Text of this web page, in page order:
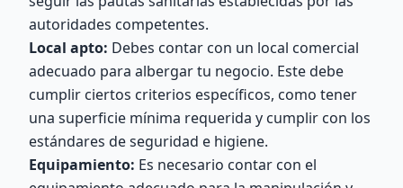
autoridades competentes.
Local apto: Debes contar con un local comercial
adecuado para albergar tu negocio. Este debe
cumplir ciertos criterios específicos, como tener
una superficie mínima requerida y cumplir con los
estándares de seguridad e higiene.
Equipamiento: Es necesario contar con el